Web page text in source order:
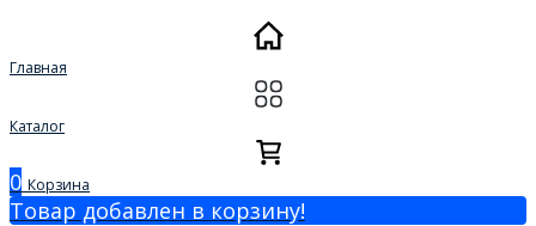
Главная
Каталог
0 Корзина
Товар добавлен в корзину!